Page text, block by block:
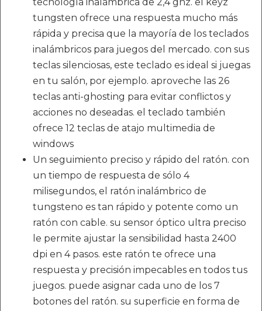
tungsten ofrece una respuesta mucho más
rápida y precisa que la mayoría de los teclados
inalámbricos para juegos del mercado. con sus
teclas silenciosas, este teclado es ideal si juegas
en tu salón, por ejemplo. aproveche las 26
teclas anti-ghosting para evitar conflictos y
acciones no deseadas. el teclado también
ofrece 12 teclas de atajo multimedia de
windows
Un seguimiento preciso y rápido del ratón. con
un tiempo de respuesta de sólo 4
milisegundos, el ratón inalámbrico de
tungsteno es tan rápido y potente como un
ratón con cable. su sensor óptico ultra preciso
le permite ajustar la sensibilidad hasta 2400
dpi en 4 pasos. este ratón te ofrece una
respuesta y precisión impecables en todos tus
juegos. puede asignar cada uno de los 7
botones del ratón. su superficie en forma de